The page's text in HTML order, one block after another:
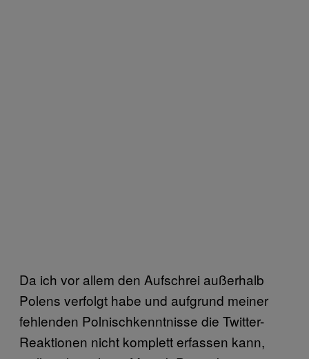
Da ich vor allem den Aufschrei außerhalb
Polens verfolgt habe und aufgrund meiner
fehlenden Polnischkenntnisse die Twitter-
Reaktionen nicht komplett erfassen kann,